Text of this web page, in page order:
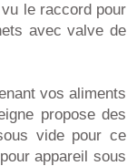
le raccord pour
avec valve de
vos aliments
propose des
vide pour ce
appareil sous